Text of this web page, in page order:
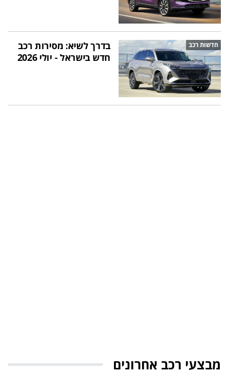
חדשות רכב
בדרך לשיא: מסירות רכב
חדש בישראל - יולי 2026
מבצעי רכב אחרונים